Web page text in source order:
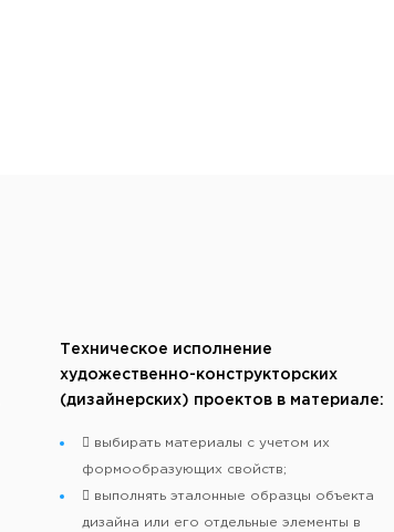
Техническое исполнение
художественно-конструкторских
(дизайнерских) проектов в материале:
 выбирать материалы с учетом их
формообразующих свойств;
 выполнять эталонные образцы объекта
дизайна или его отдельные элементы в